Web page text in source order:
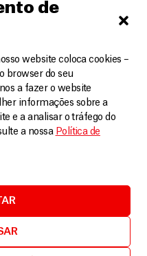
de
website coloca cookies –
browser do seu
a fazer o website
informações sobre a
e a analisar o tráfego do
a nossa Política de